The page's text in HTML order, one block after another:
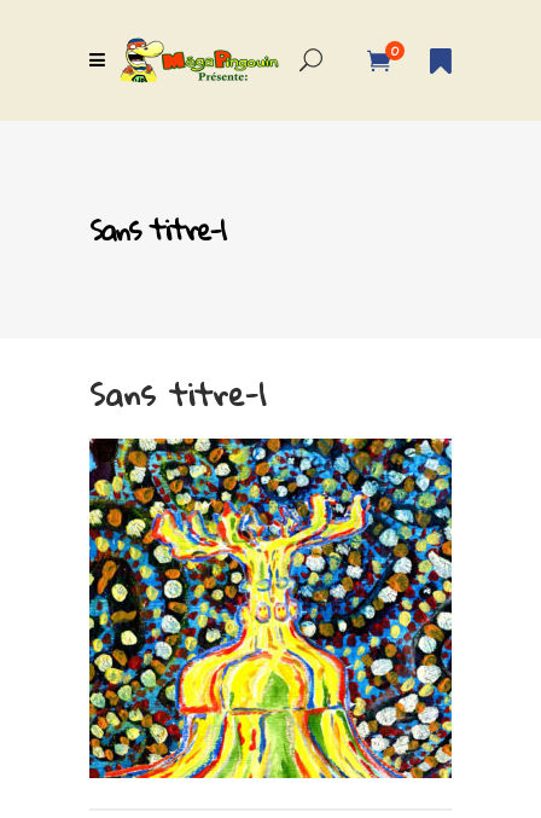
0
Sans titre-1
Sans titre-1